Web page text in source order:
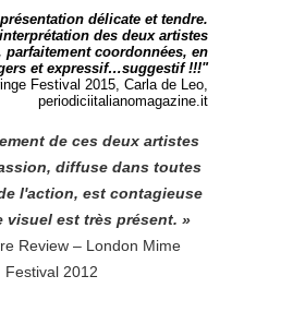
délicate et tendre.
des deux artistes
parfaitement coordonnées, en
et expressif…suggestif !!!"
Festival 2015, Carla de Leo,
periodiciitalianomagazine.it
de ces deux artistes
diffuse dans toutes
l'action, est contagieuse
visuel est très présent. »
Review – London Mime
Festival 2012